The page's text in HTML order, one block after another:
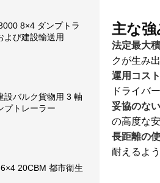
8×4 ダンプトラ
よび建設輸送用
設バルク貨物用 3 軸
プトレーラー
20CBM 都市衛生
主な
法定最大
クが生み
運用コス
ドライバ
妥協のな
の高度な
長距離の
耐えるよ